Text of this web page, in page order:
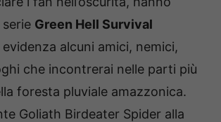
Green Hell Survival
alcuni amici, nemici,
che incontrerai nelle parti più
foresta pluviale amazzonica.
Goliath Birdeater Spider alla